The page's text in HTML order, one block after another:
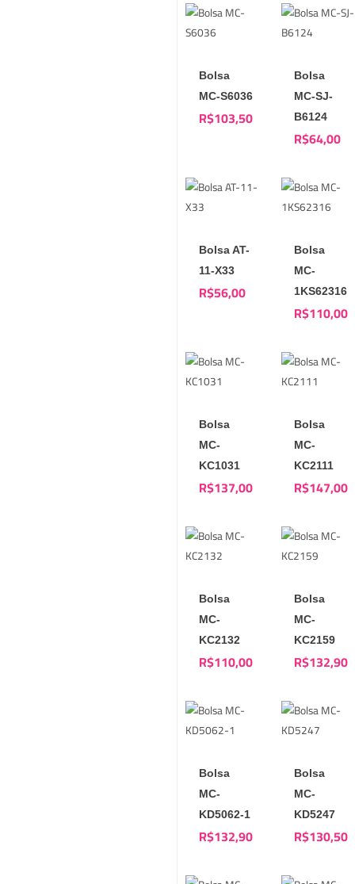
Bolsa
MC-S6036
R$103,50
Bolsa
MC-SJ-
B6124
R$64,00
Bolsa AT-
11-X33
R$56,00
Bolsa
MC-
1KS62316
R$110,00
Bolsa
MC-
KC1031
R$137,00
Bolsa
MC-
KC2111
R$147,00
Bolsa
MC-
KC2132
R$110,00
Bolsa
MC-
KC2159
R$132,90
Bolsa
MC-
KD5062-1
R$132,90
Bolsa
MC-
KD5247
R$130,50